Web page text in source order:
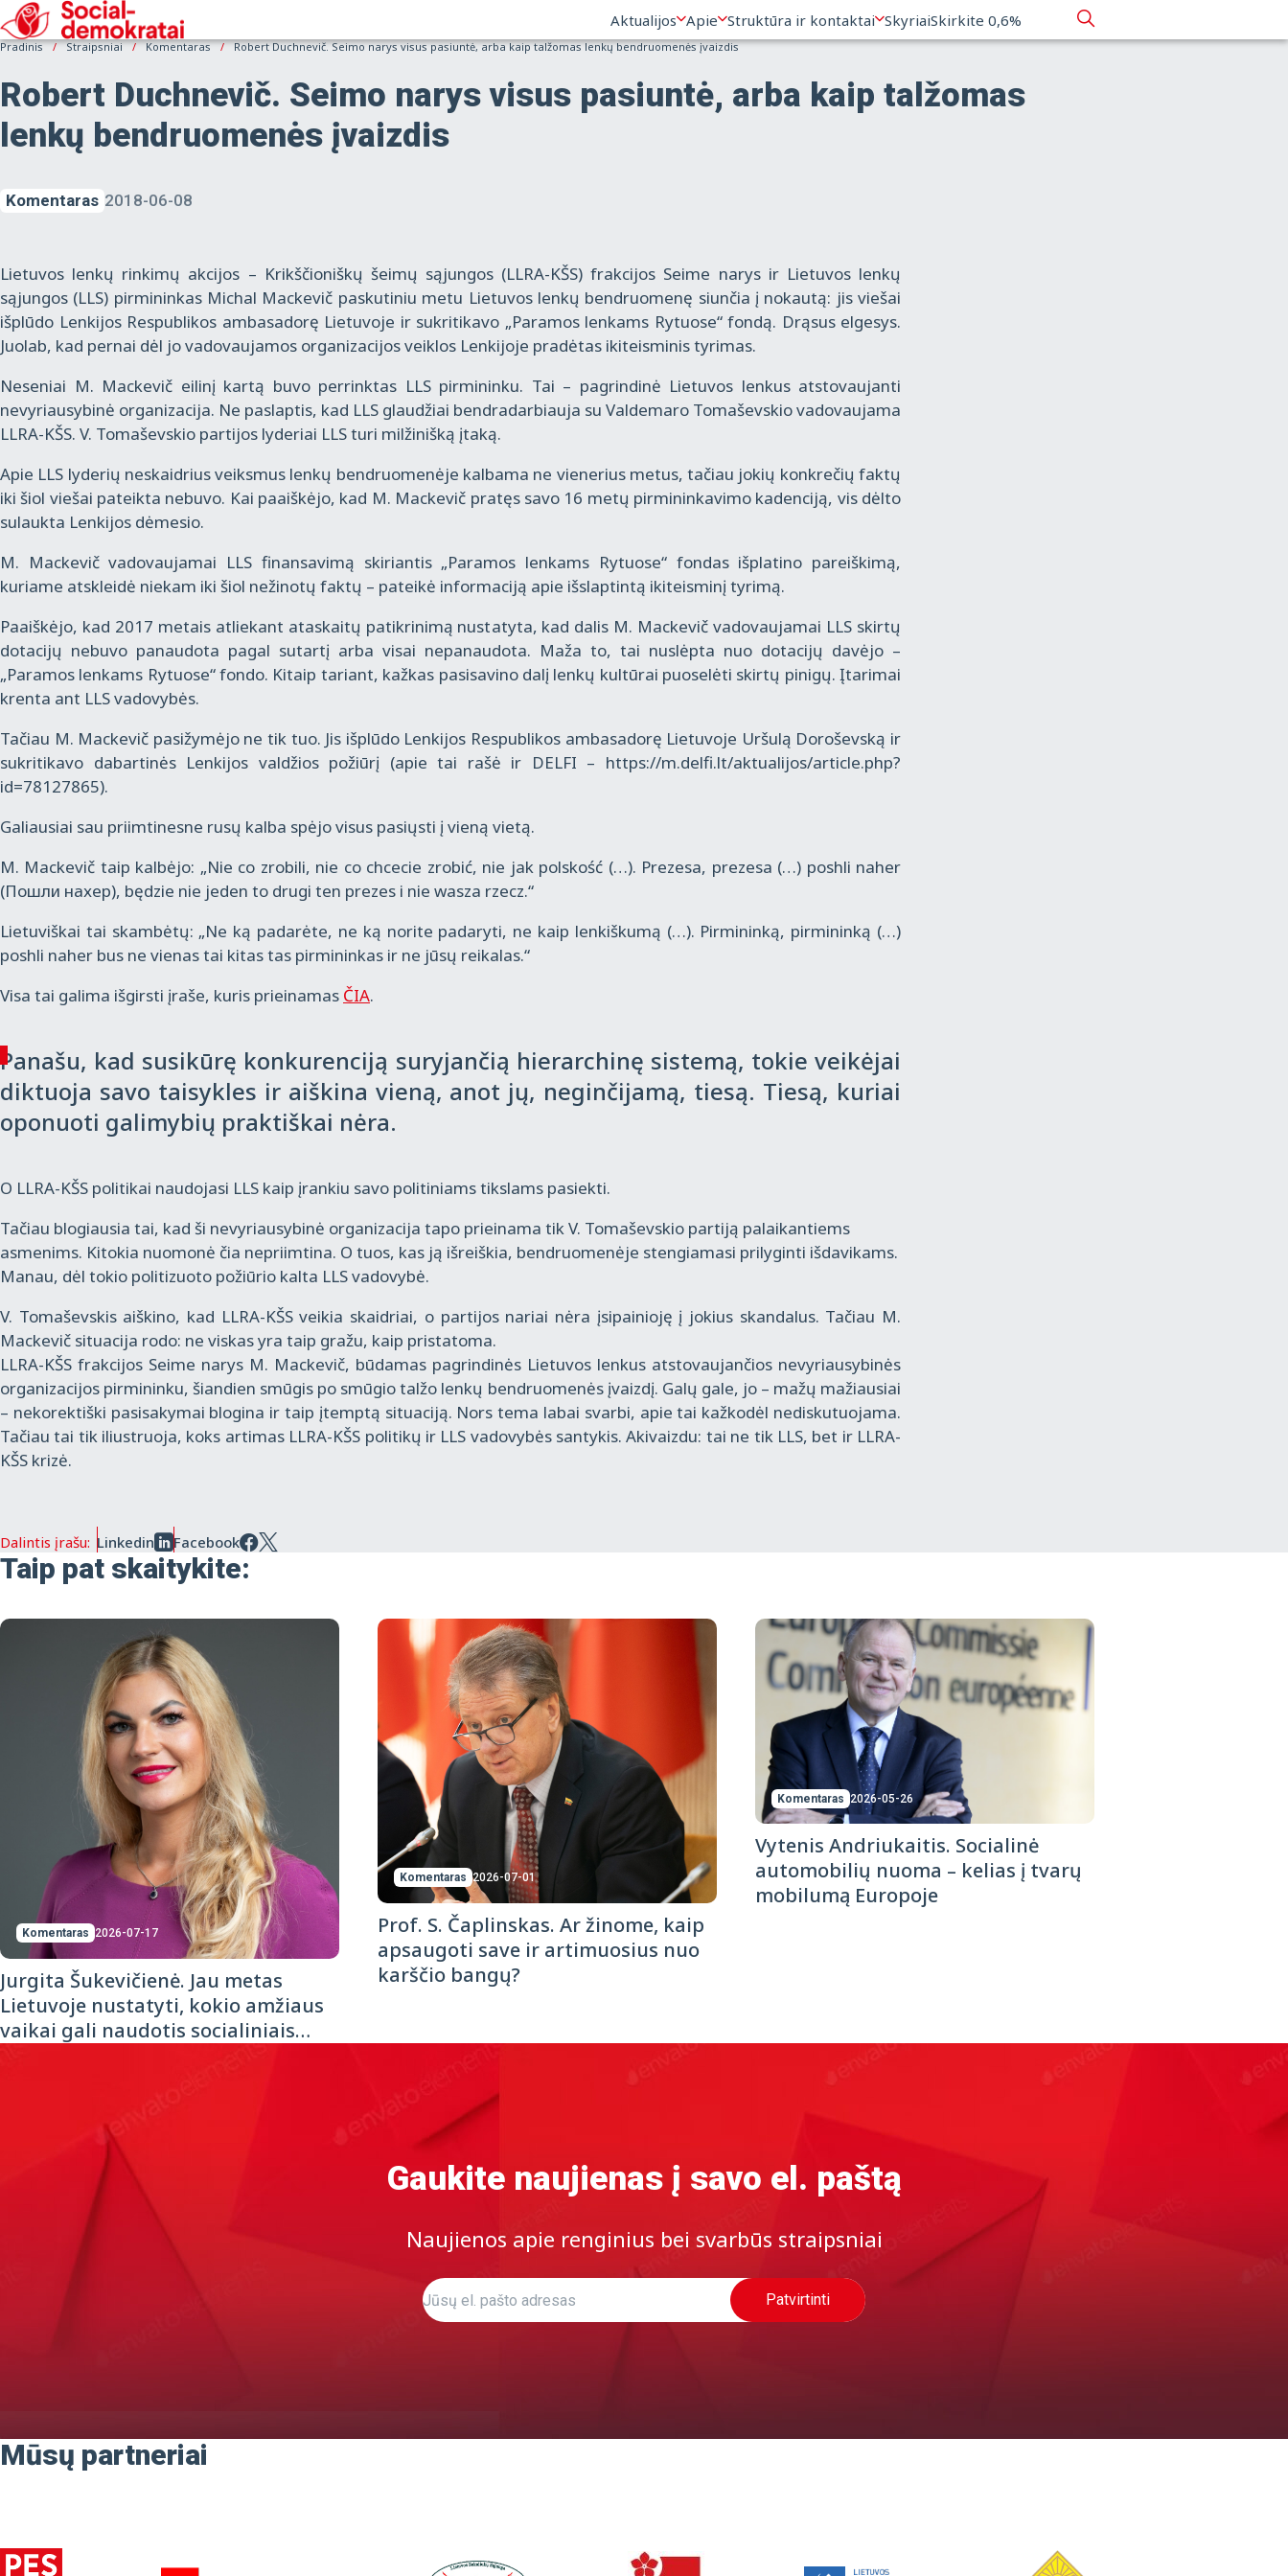
Aktualijos Apie Struktūra ir kontaktai SkyriaiSkirkite 0,6%
Pradinis Straipsniai Komentaras Robert Duchnevič. Seimo narys visus pasiuntė, arba kaip talžomas lenkų bendruomenės įvaizdis
Robert Duchnevič. Seimo narys visus pasiuntė, arba kaip talžomas
lenkų bendruomenės įvaizdis
Komentaras 2018-06-08
Lietuvos lenkų rinkimų akcijos – Krikščioniškų šeimų sąjungos (LLRA-KŠS) frakcijos Seime narys ir Lietuvos lenkų
sąjungos (LLS) pirmininkas Michal Mackevič paskutiniu metu Lietuvos lenkų bendruomenę siunčia į nokautą: jis viešai
išplūdo Lenkijos Respublikos ambasadorę Lietuvoje ir sukritikavo „Paramos lenkams Rytuose“ fondą. Drąsus elgesys.
Juolab, kad pernai dėl jo vadovaujamos organizacijos veiklos Lenkijoje pradėtas ikiteisminis tyrimas.
Neseniai M. Mackevič eilinį kartą buvo perrinktas LLS pirmininku. Tai – pagrindinė Lietuvos lenkus atstovaujanti
nevyriausybinė organizacija. Ne paslaptis, kad LLS glaudžiai bendradarbiauja su Valdemaro Tomaševskio vadovaujama
LLRA-KŠS. V. Tomaševskio partijos lyderiai LLS turi milžinišką įtaką.
Apie LLS lyderių neskaidrius veiksmus lenkų bendruomenėje kalbama ne vienerius metus, tačiau jokių konkrečių faktų
iki šiol viešai pateikta nebuvo. Kai paaiškėjo, kad M. Mackevič pratęs savo 16 metų pirmininkavimo kadenciją, vis dėlto
sulaukta Lenkijos dėmesio.
M. Mackevič vadovaujamai LLS finansavimą skiriantis „Paramos lenkams Rytuose“ fondas išplatino pareiškimą,
kuriame atskleidė niekam iki šiol nežinotų faktų – pateikė informaciją apie išslaptintą ikiteisminį tyrimą.
Paaiškėjo, kad 2017 metais atliekant ataskaitų patikrinimą nustatyta, kad dalis M. Mackevič vadovaujamai LLS skirtų
dotacijų nebuvo panaudota pagal sutartį arba visai nepanaudota. Maža to, tai nuslėpta nuo dotacijų davėjo –
„Paramos lenkams Rytuose“ fondo. Kitaip tariant, kažkas pasisavino dalį lenkų kultūrai puoselėti skirtų pinigų. Įtarimai
krenta ant LLS vadovybės.
Tačiau M. Mackevič pasižymėjo ne tik tuo. Jis išplūdo Lenkijos Respublikos ambasadorę Lietuvoje Uršulą Doroševską ir
sukritikavo dabartinės Lenkijos valdžios požiūrį (apie tai rašė ir DELFI – https://m.delfi.lt/aktualijos/article.php?
id=78127865).
Galiausiai sau priimtinesne rusų kalba spėjo visus pasiųsti į vieną vietą.
M. Mackevič taip kalbėjo: „Nie co zrobili, nie co chcecie zrobić, nie jak polskość (…). Prezesa, prezesa (…) poshli naher
(Пошли нахер), będzie nie jeden to drugi ten prezes i nie wasza rzecz.“
Lietuviškai tai skambėtų: „Ne ką padarėte, ne ką norite padaryti, ne kaip lenkiškumą (…). Pirmininką, pirmininką (…)
poshli naher bus ne vienas tai kitas tas pirmininkas ir ne jūsų reikalas.“
Visa tai galima išgirsti įraše, kuris prieinamas ČIA.
Panašu, kad susikūrę konkurenciją suryjančią hierarchinę sistemą, tokie veikėjai
diktuoja savo taisykles ir aiškina vieną, anot jų, neginčijamą, tiesą. Tiesą, kuriai
oponuoti galimybių praktiškai nėra.
O LLRA-KŠS politikai naudojasi LLS kaip įrankiu savo politiniams tikslams pasiekti.
Tačiau blogiausia tai, kad ši nevyriausybinė organizacija tapo prieinama tik V. Tomaševskio partiją palaikantiems
asmenims. Kitokia nuomonė čia nepriimtina. O tuos, kas ją išreiškia, bendruomenėje stengiamasi prilyginti išdavikams.
Manau, dėl tokio politizuoto požiūrio kalta LLS vadovybė.
V. Tomaševskis aiškino, kad LLRA-KŠS veikia skaidriai, o partijos nariai nėra įsipainioję į jokius skandalus. Tačiau M.
Mackevič situacija rodo: ne viskas yra taip gražu, kaip pristatoma.
LLRA-KŠS frakcijos Seime narys M. Mackevič, būdamas pagrindinės Lietuvos lenkus atstovaujančios nevyriausybinės
organizacijos pirmininku, šiandien smūgis po smūgio talžo lenkų bendruomenės įvaizdį. Galų gale, jo – mažų mažiausiai
– nekorektiški pasisakymai blogina ir taip įtemptą situaciją. Nors tema labai svarbi, apie tai kažkodėl nediskutuojama.
Tačiau tai tik iliustruoja, koks artimas LLRA-KŠS politikų ir LLS vadovybės santykis. Akivaizdu: tai ne tik LLS, bet ir LLRA-
KŠS krizė.
Dalintis įrašu: Linkedin Facebook
Taip pat skaitykite:
Komentaras 2026-07-17
Jurgita Šukevičienė. Jau metas
Lietuvoje nustatyti, kokio amžiaus
vaikai gali naudotis socialiniais
Komentaras 2026-07-01
Prof. S. Čaplinskas. Ar žinome, kaip
apsaugoti save ir artimuosius nuo
karščio bangų?
Komentaras 2026-05-26
Vytenis Andriukaitis. Socialinė
automobilių nuoma – kelias į tvarų
mobilumą Europoje
Gaukite naujienas į savo el. paštą
Naujienos apie renginius bei svarbūs straipsniai
Patvirtinti
Mūsų partneriai